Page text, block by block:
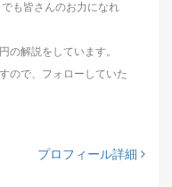
も皆さんのお力になれ
の解説をしています。
ので、フォローしていた
プロフィール詳細